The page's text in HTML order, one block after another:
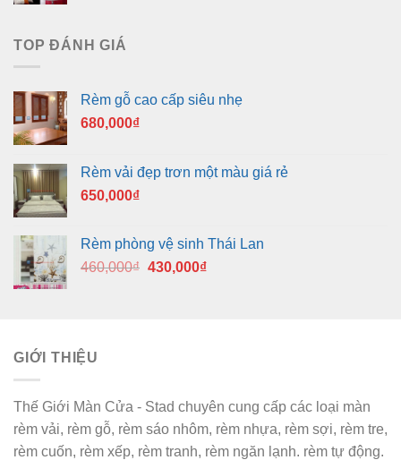
TOP ĐÁNH GIÁ
Rèm gỗ cao cấp siêu nhẹ
680,000₫
Rèm vải đẹp trơn một màu giá rẻ
650,000₫
Rèm phòng vệ sinh Thái Lan
460,000₫ Giá
430,000₫Giá
GIỚI THIỆU
Thế Giới Màn Cửa - Stad chuyên cung cấp các loại màn
rèm vải, rèm gỗ, rèm sáo nhôm, rèm nhựa, rèm sợi, rèm tre,
rèm cuốn, rèm xếp, rèm tranh, rèm ngăn lạnh. rèm tự động.